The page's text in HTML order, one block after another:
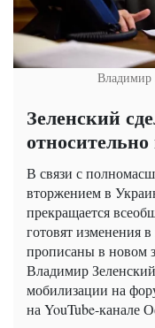
Владимир
Зеленский
В связи с
вторжением в
прекращается
готовят изменения
прописаны в новом
Владимир Зеленский
мобилизации на
на YouTube-канале